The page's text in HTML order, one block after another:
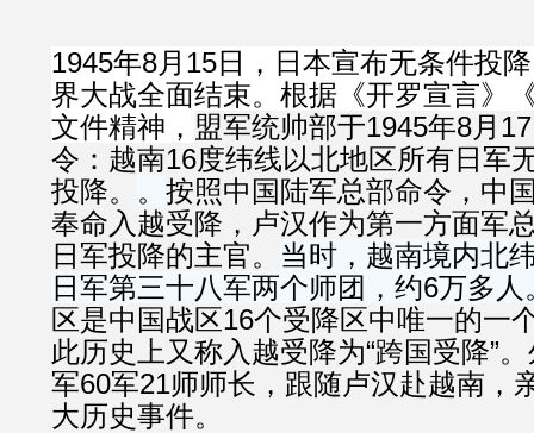
1945年8月15日，日本宣布无条件投
界大战全面结束。根据《开罗宣言》
文件精神， 盟军统帅部于1945年8月
令：越南16度纬线以北地区所有日军
投降。 。 按照中国陆军总部命令，中
奉命入越受降，卢汉作为第一方面军
日军投降的主官。 当时，越南境内北
日军第三十八军两个师团，约6万多人
区是中国战区16个受降区中唯一的一
此历史上又称入越受降为“跨国受降”
军60军21师师长，跟随卢汉赴越南，
大历史事件。